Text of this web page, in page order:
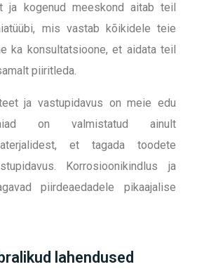
ja kogenud meeskond aitab teil
mis vastab kõikidele teie
ka konsultatsioone, et aidata teil
piiritleda.
ja vastupidavus on meie edu
on valmistatud ainult
et tagada toodete
Korrosioonikindlus ja
piirdeaedadele pikaajalise
lahendused